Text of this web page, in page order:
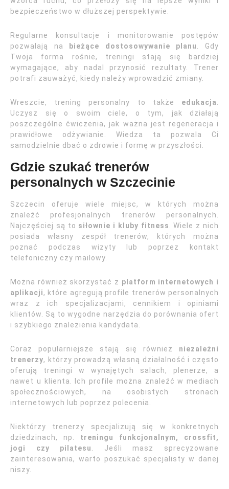
bezpieczeństwo w dłuższej perspektywie.
Regularne konsultacje i monitorowanie postępów
pozwalają na
bieżące dostosowywanie planu
. Gdy
Twoja forma rośnie, treningi stają się bardziej
wymagające, aby nadal przynosić rezultaty. Trener
potrafi zauważyć, kiedy należy wprowadzić zmiany.
Wreszcie, trening personalny to także edukacja
Uczysz się o swoim ciele, o tym, jak działają
poszczególne ćwiczenia, jak ważna jest regeneracja i
prawidłowe odżywianie. Wiedza ta pozwala Ci
samodzielnie dbać o zdrowie i formę w przyszłości.
Gdzie szukać trenerów
personalnych w Szczecinie
Szczecin oferuje wiele miejsc, w których można
znaleźć profesjonalnych trenerów personalnych.
Najczęściej są to siłownie i kluby fitness
. Wiele z nich
posiada własny zespół trenerów, których można
poznać podczas wizyty lub poprzez kontakt
telefoniczny czy mailowy.
Można również skorzystać z platform internetowych i
aplikacji, które agregują profile trenerów personalnych
wraz z ich specjalizacjami, cennikiem i opiniami
klientów. Są to wygodne narzędzia do porównania ofert
i szybkiego znalezienia kandydata.
Coraz popularniejsze stają się również niezależni
trenerzy, którzy prowadzą własną działalność i często
oferują treningi w wynajętych salach, plenerze, a
nawet u klienta. Ich profile można znaleźć w mediach
społecznościowych, na osobistych stronach
internetowych lub poprzez polecenia.
Niektórzy trenerzy specjalizują się w konkretnych
dziedzinach, np. treningu funkcjonalnym, crossfit,
jogi czy pilatesu
. Jeśli masz sprecyzowane
zainteresowania, warto poszukać specjalisty w danej
niszy.